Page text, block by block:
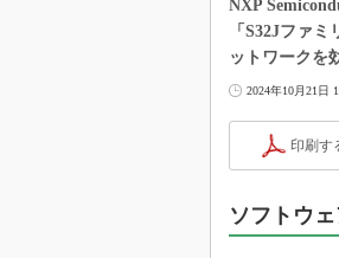
NXP
「S32Jファ
ットワークを
2024年10月21日
印刷す
ソフトウ